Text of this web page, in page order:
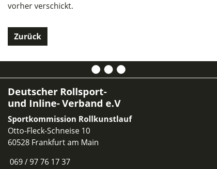
vorher verschickt.
Zurück
Deutscher Rollsport-
und Inline- Verband e.V
Sportkommission Rollkunstlauf
Otto-Fleck-Schneise 10
60528 Frankfurt am Main
069 / 97 76 17 37